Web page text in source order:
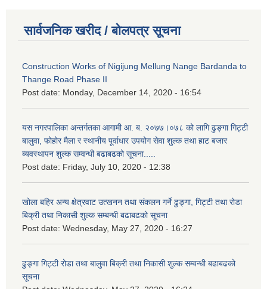
सार्वजनिक खरीद / बोलपत्र सूचना
Construction Works of Nigijung Mellung Nange Bardanda to
Thange Road Phase II
Post date: Monday, December 14, 2020 - 16:54
यस नगरपालिका अन्तर्गतका आगामी आ. ब. २०७७।०७८ को लागि ढुङ्गा गिट्टी
बालुवा, फोहोर मैला र स्थानीय पूर्वाधार उपयोग सेवा शुल्क तथा हाट बजार
ब्यवस्थापन शुल्क सम्वन्धी बढाबढको सूचना.....
Post date: Friday, July 10, 2020 - 12:38
खोला बहिर अन्य क्षेत्रवाट उत्खनन तथा संकलन गर्ने ढुङ्गा, गिट्टी तथा रोडा
बिक्री तथा निकासी शुल्क सम्बन्धी बढाबढको सूचना
Post date: Wednesday, May 27, 2020 - 16:27
ढुङ्गा गिट्टी रोडा तथा बालुवा बिक्री तथा निकासी शुल्क सम्वन्धी बढाबढको
सूचना